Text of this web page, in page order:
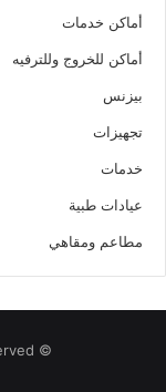
أماكن خدمات
أماكن للخروج وللترفيه
بيزنس
تجهيزات
خدمات
عيادات طبية
مطاعم ومقاهي
© Copyright 2026, All Rights Reserved